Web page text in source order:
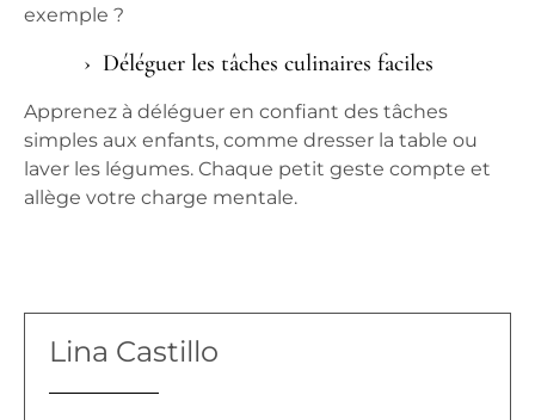
exemple ?
Déléguer les tâches culinaires faciles
Apprenez à déléguer en confiant des tâches
simples aux enfants, comme dresser la table ou
laver les légumes. Chaque petit geste compte et
allège votre charge mentale.
Lina Castillo